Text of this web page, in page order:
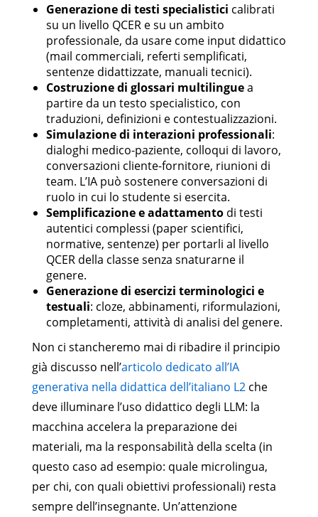
Generazione di testi specialistici calibrati
su un livello QCER e su un ambito
professionale, da usare come input didattico
(mail commerciali, referti semplificati,
sentenze didattizzate, manuali tecnici).
Costruzione di glossari multilinguea
partire da un testo specialistico, con
traduzioni, definizioni e contestualizzazioni.
Simulazione di interazioni professionali:
dialoghi medico-paziente, colloqui di lavoro,
conversazioni cliente-fornitore, riunioni di
team. L’IA può sostenere conversazioni di
ruolo in cui lo studente si esercita.
Semplificazione e adattamento di testi
autentici complessi (paper scientifici,
normative, sentenze) per portarli al livello
QCER della classe senza snaturarne il
genere.
Generazione di esercizi terminologici e
testuali: cloze, abbinamenti, riformulazioni,
completamenti, attività di analisi del genere.
Non ci stancheremo mai di ribadire il principio
già discusso nell’articolo dedicato all’IA
generativa nella didattica dell’italiano L2 che
deve illuminare l’uso didattico degli LLM: la
macchina accelera la preparazione dei
materiali, ma la responsabilità della scelta (in
questo caso ad esempio: quale microlingua,
per chi, con quali obiettivi professionali) resta
sempre dell’insegnante. Un’attenzione